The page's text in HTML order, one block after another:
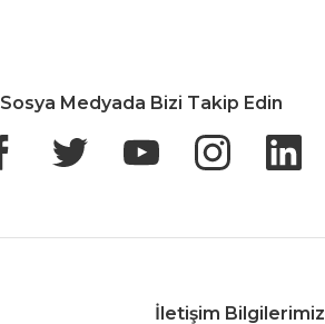
Sosya Medyada Bizi Takip Edin
İletişim Bilgilerimiz